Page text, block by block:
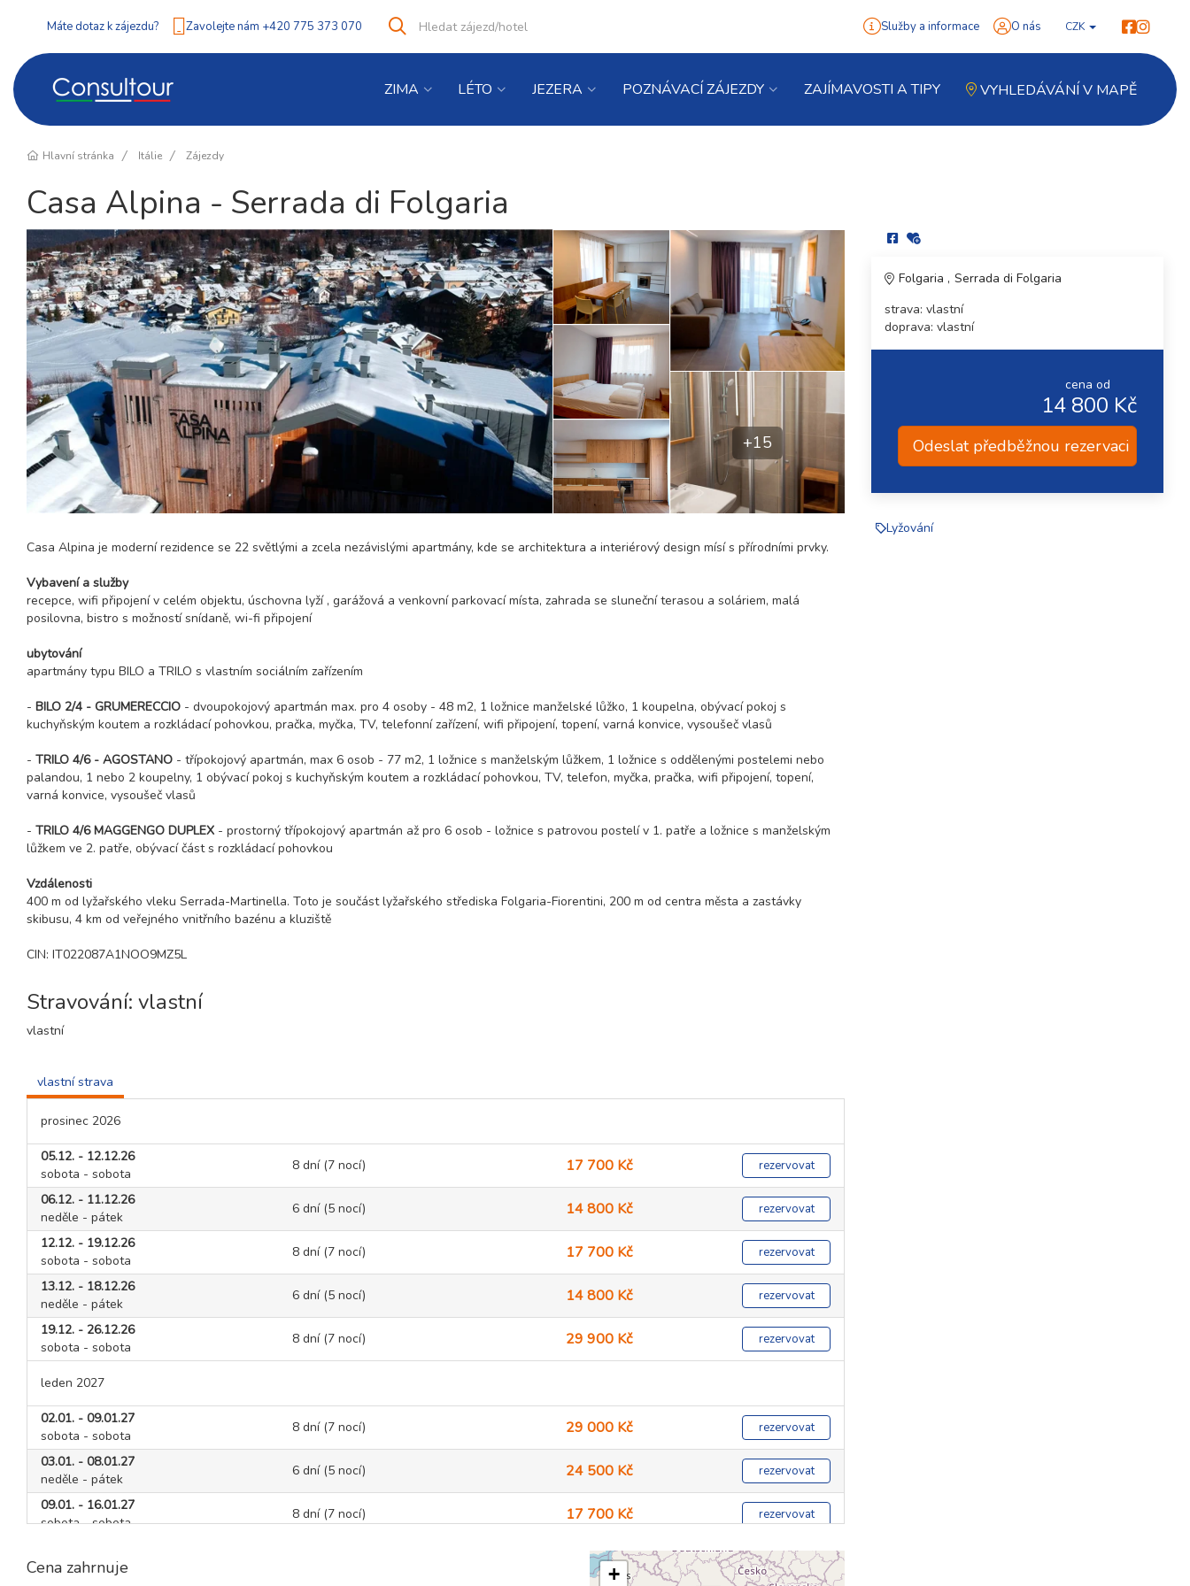
Máte dotaz k zájezdu? Zavolejte nám +420 775 373 070
co
Vyhledat Služby a informace O nás CZK
ZIMA LÉTO JEZERA POZNÁVACÍ ZÁJEZDY ZAJÍMAVOSTI A TIPY VYHLEDÁVÁNÍ V MAPĚ
Hlavní stránka Itálie Zájezdy
Casa Alpina - Serrada di Folgaria
+15
Casa Alpina je moderní rezidence se 22 světlými a zcela nezávislými apartmány, kde se architektura a interiérový design mísí s přírodními prvky.
Vybavení a služby
recepce, wifi připojení v celém objektu, úschovna lyží , garážová a venkovní parkovací místa, zahrada se sluneční terasou a soláriem, malá
posilovna, bistro s možností snídaně, wi-fi připojení
ubytování
apartmány typu BILO a TRILO s vlastním sociálním zařízením
- BILO 2/4 - GRUMERECCIO - dvoupokojový apartmán max. pro 4 osoby - 48 m2, 1 ložnice manželské lůžko, 1 koupelna, obývací pokoj s
kuchyňským koutem a rozkládací pohovkou, pračka, myčka, TV, telefonní zařízení, wifi připojení, topení, varná konvice, vysoušeč vlasů
- TRILO 4/6 - AGOSTANO - třípokojový apartmán, max 6 osob - 77 m2, 1 ložnice s manželským lůžkem, 1 ložnice s oddělenými postelemi nebo
palandou, 1 nebo 2 koupelny, 1 obývací pokoj s kuchyňským koutem a rozkládací pohovkou, TV, telefon, myčka, pračka, wifi připojení, topení,
varná konvice, vysoušeč vlasů
- TRILO 4/6 MAGGENGO DUPLEX - prostorný třípokojový apartmán až pro 6 osob - ložnice s patrovou postelí v 1. patře a ložnice s manželským
lůžkem ve 2. patře, obývací část s rozkládací pohovkou
Vzdálenosti
400 m od lyžařského vleku Serrada-Martinella. Toto je součást lyžařského střediska Folgaria-Fiorentini, 200 m od centra města a zastávky
skibusu, 4 km od veřejného vnitřního bazénu a kluziště
CIN: IT022087A1NOO9MZ5L
Stravování: vlastní
vlastní
vlastní strava
prosinec 2026
05.12. - 12.12.26
sobota - sobota
8 dní (7 nocí) 17 700 Kč rezervovat
06.12. - 11.12.26
neděle - pátek
6 dní (5 nocí) 14 800 Kč rezervovat
12.12. - 19.12.26
sobota - sobota
8 dní (7 nocí) 17 700 Kč rezervovat
13.12. - 18.12.26
neděle - pátek
6 dní (5 nocí) 14 800 Kč rezervovat
19.12. - 26.12.26
sobota - sobota
8 dní (7 nocí) 29 900 Kč rezervovat
leden 2027
02.01. - 09.01.27
sobota - sobota
8 dní (7 nocí) 29 000 Kč rezervovat
03.01. - 08.01.27
neděle - pátek
6 dní (5 nocí) 24 500 Kč rezervovat
09.01. - 16.01.27
sobota - sobota
8 dní (7 nocí) 17 700 Kč rezervovat
neděle - pátek
14 800 Kč rezervovat
Cena zahrnuje
+
Folgaria
Serrada di Folgaria
strava: vlastní
doprava: vlastní
cena od
14 800 Kč
Odeslat předběžnou rezervaci
Lyžování